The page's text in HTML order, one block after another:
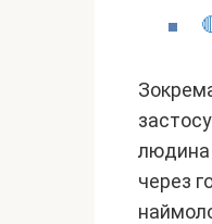
людинa
чepeз